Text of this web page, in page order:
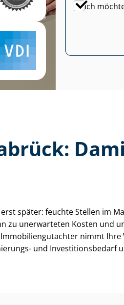
Ich
später: feuchte Stellen im
zu unerwarteten Kosten und
nimmt
und In­ves­ti­ti­ons­be­darf